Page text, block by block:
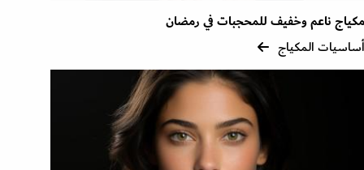
مكياج ناعم وخفيف للمحجبات في رمضان
أساسيات المكياج